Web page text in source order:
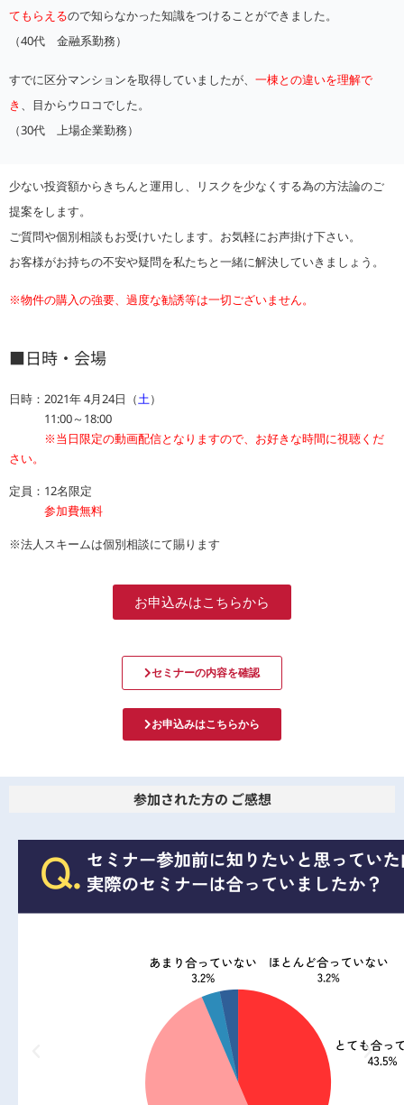
てもらえるので知らなかった知識をつけることができました。
（40代 金融系勤務）
すでに区分マンションを取得していましたが、 一棟との違いを理解で
き 、目からウロコでした。
（30代 上場企業勤務）
少ない投資額からきちんと運用し、リスクを少なくする為の方法論のご
提案をします。
ご質問や個別相談もお受けいたします。お気軽にお声掛け下さい。
お客様がお持ちの不安や疑問を私たちと一緒に解決していきましょう。
※物件の購入の強要、過度な勧誘等は一切ございません。
■日時・会場
日時：2021年 4月24日（土）
11:00～18:00
※当日限定の動画配信となりますので、お好きな時間に視聴くだ
さい。
定員：12名限定
参加費無料
※法人スキームは個別相談にて賜ります
お申込みはこちらから
セミナーの内容を確認
お申込みはこちらから
参加された方の ご感想